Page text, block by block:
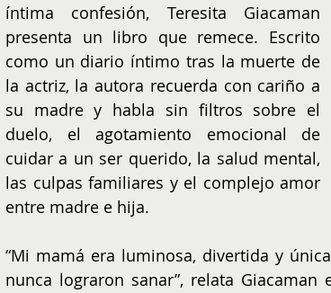
íntima confesión, Teresita Giacaman
presenta un libro que remece. Escrito
como un diario íntimo tras la muerte de
la actriz, la autora recuerda con cariño a
su madre y habla sin filtros sobre el
duelo, el agotamiento emocional de
cuidar a un ser querido, la salud mental,
las culpas familiares y el complejo amor
entre madre e hija.
“Mi mamá era luminosa, divertida y
nunca lograron sanar”, relata